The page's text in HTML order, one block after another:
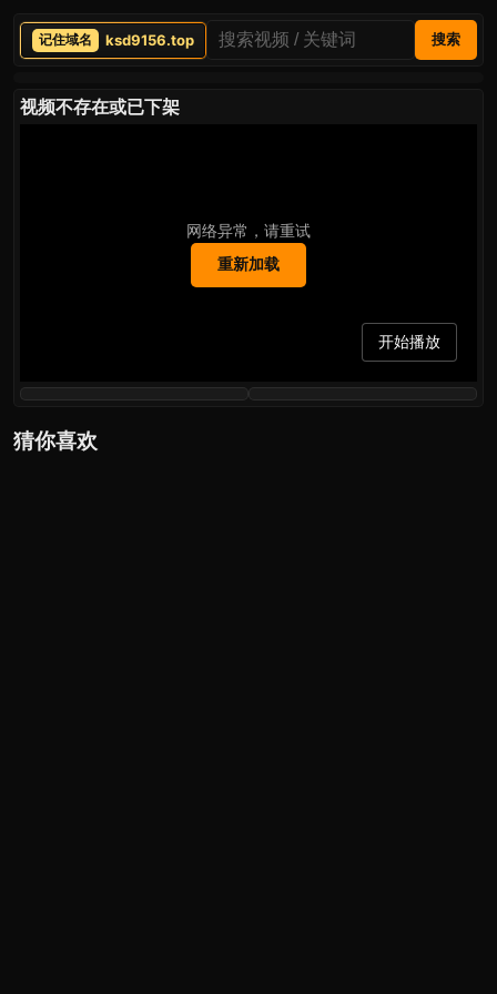
ksd9156.top 搜索
视频不存在或已下架
网络异常，请重试
重新加载
开始播放
猜你喜欢